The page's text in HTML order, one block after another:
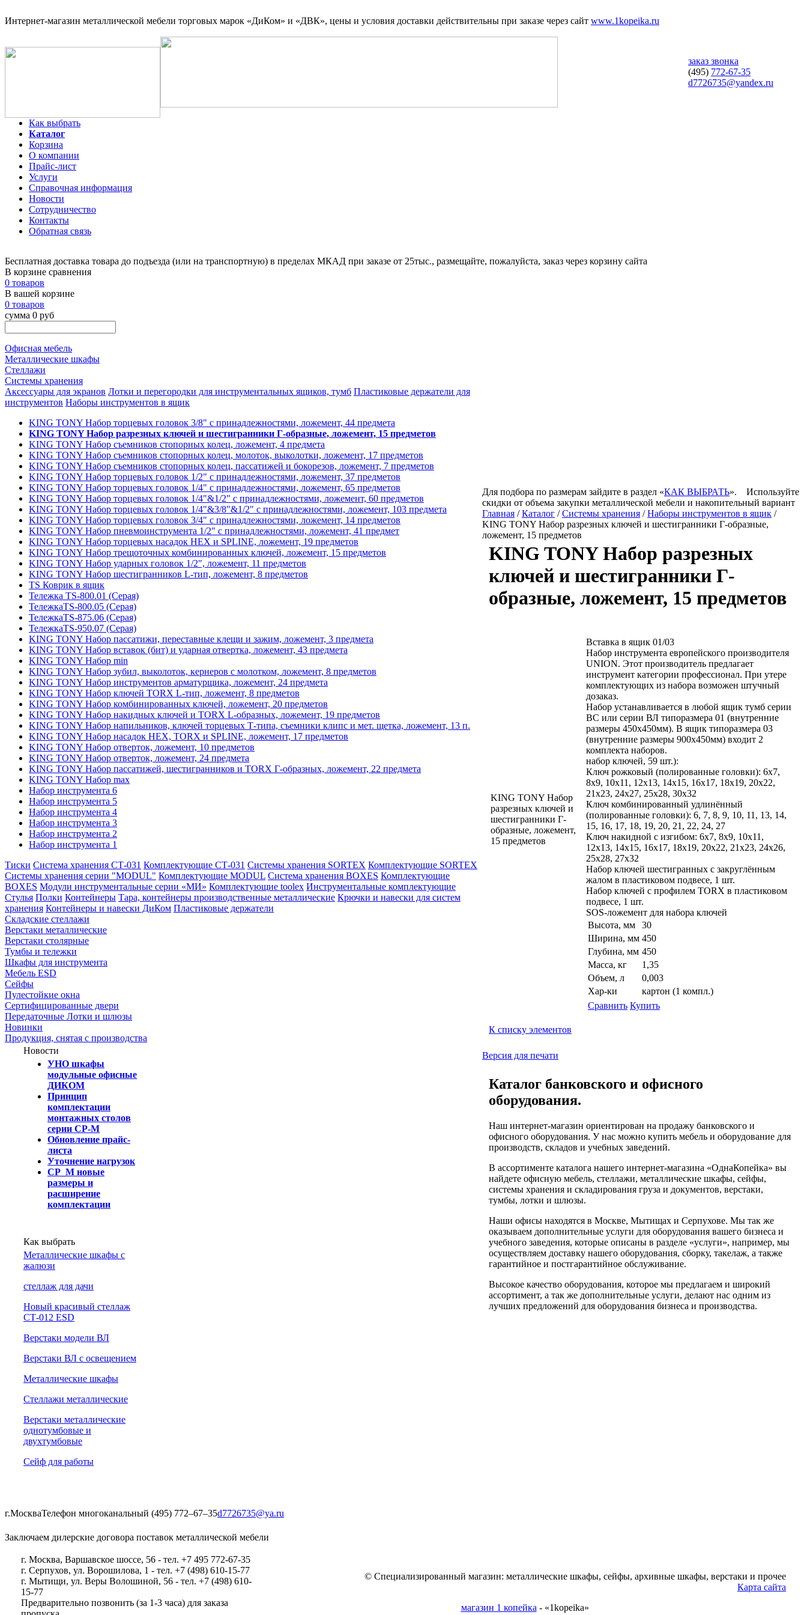
Интернет-магазин металлической мебели торговых марок «ДиКом» и «ДВК», цены и условия доставки действительны при заказе через сайт www.1kopeika.ru
заказ звонка
(495) 772-67-35
d7726735@yandex.ru
Как выбрать
Каталог
Корзина
О компании
Прайс-лист
Услуги
Справочная информация
Новости
Сотрудничество
Контакты
Обратная связь
Бесплатная доставка товара до подъезда (или на транспортную) в пределах МКАД при заказе от 25тыс., размещайте, пожалуйста, заказ через корзину сайта
В корзине сравнения
0 товаров
В вашей корзине
0 товаров
сумма 0 руб
Офисная мебель
Металлические шкафы
Стеллажи
Системы хранения
Аксессуары для экранов Лотки и перегородки для инструментальных ящиков, тумб Пластиковые держатели для
инструментов Наборы инструментов в ящик
KING TONY Набор торцевых головок 3/8" с принадлежностями, ложемент, 44 предмета
KING TONY Набор разрезных ключей и шестигранники Г-образные, ложемент, 15 предметов
KING TONY Набор съемников стопорных колец, ложемент, 4 предмета
KING TONY Набор съемников стопорных колец, молоток, выколотки, ложемент, 17 предметов
KING TONY Набор съемников стопорных колец, пассатижей и бокорезов, ложемент, 7 предметов
KING TONY Набор торцевых головок 1/2" с принадлежностями, ложемент, 37 предметов
KING TONY Набор торцевых головок 1/4" с принадлежностями, ложемент, 65 предметов
KING TONY Набор торцевых головок 1/4"&1/2" с принадлежностями, ложемент, 60 предметов
KING TONY Набор торцевых головок 1/4"&3/8"&1/2" с принадлежностями, ложемент, 103 предмета
KING TONY Набор торцевых головок 3/4" с принадлежностями, ложемент, 14 предметов
KING TONY Набор пневмоинструмента 1/2" с принадлежностями, ложемент, 41 предмет
KING TONY Набор торцевых насадок HEX и SPLINE, ложемент, 19 предметов
KING TONY Набор трещоточных комбинированных ключей, ложемент, 15 предметов
KING TONY Набор ударных головок 1/2", ложемент, 11 предметов
KING TONY Набор шестигранников L-тип, ложемент, 8 предметов
TS Коврик в ящик
Тележка TS-800.01 (Серая)
ТележкаTS-800.05 (Серая)
ТележкаTS-875.06 (Серая)
ТележкаTS-950.07 (Серая)
KING TONY Набор пассатижи, переставные клещи и зажим, ложемент, 3 предмета
KING TONY Набор вставок (бит) и ударная отвертка, ложемент, 43 предмета
KING TONY Набор min
KING TONY Набор зубил, выколоток, кернеров с молотком, ложемент, 8 предметов
KING TONY Набор инструментов арматурщика, ложемент, 24 предмета
KING TONY Набор ключей TORX L-тип, ложемент, 8 предметов
KING TONY Набор комбинированных ключей, ложемент, 20 предметов
KING TONY Набор накидных ключей и TORX L-образных, ложемент, 19 предметов
KING TONY Набор напильников, ключей торцевых Т-типа, съемники клипс и мет. щетка, ложемент, 13 п.
KING TONY Набор насадок HEX, TORX и SPLINE, ложемент, 17 предметов
KING TONY Набор отверток, ложемент, 10 предметов
KING TONY Набор отверток, ложемент, 24 предмета
KING TONY Набор пассатижей, шестигранников и TORX Г-образных, ложемент, 22 предмета
KING TONY Набор max
Набор инструмента 6
Набор инструмента 5
Набор инструмента 4
Набор инструмента 3
Набор инструмента 2
Набор инструмента 1
Тиски Система хранения СТ-031 Комплектующие СТ-031 Системы хранения SORTEX Комплектующие SORTEX
Системы хранения серии "MODUL" Комплектующие MODUL Система хранения BOXES Комплектующие
BOXES Модули инструментальные серии «МИ» Комплектующие toolex Инструментальные комплектующие
Стулья Полки Контейнеры Тара, контейнеры производственные металлические Крючки и навески для систем
хранения Контейнеры и навески ДиКом Пластиковые держатели
Складские стеллажи
Верстаки металлические
Верстаки столярные
Тумбы и тележки
Шкафы для инструмента
Мебель ESD
Сейфы
Пулестойкие окна
Сертифицированные двери
Передаточные Лотки и шлюзы
Новинки
Продукция, снятая с производства
Новости
УНО шкафы
модульные офисные
ДИКОМ
Принцип
комплектации
монтажных столов
серии СР-М
Обновление прайс-
листа
Уточнение нагрузок
СР_М новые
размеры и
расширение
комплектации
Как выбрать
Металлические шкафы с
жалюзи
cтеллаж для дачи
Новый красивый стеллаж
СТ-012 ESD
Верстаки модели ВЛ
Верстаки ВЛ с освещением
Металлические шкафы
Стеллажи металлические
Верстаки металлические
однотумбовые и
двухтумбовые
Сейф для работы
Для подбора по размерам зайдите в раздел «КАК ВЫБРАТЬ».
Используйте
скидки от объема закупки металлической мебели и накопительный вариант
Главная /Каталог /Системы хранения /Наборы инструментов в ящик /
KING TONY Набор разрезных ключей и шестигранники Г-образные,
ложемент, 15 предметов
KING TONY Набор разрезных
ключей и шестигранники Г-
образные, ложемент, 15 предметов
KING TONY Набор
разрезных ключей и
шестигранники Г-
образные, ложемент,
15 предметов
Вставка в ящик 01/03
Набор инструмента европейского производителя
UNION. Этот производитель предлагает
инструмент категории профессионал. При утере
комплектующих из набора возможен штучный
дозаказ.
Набор устанавливается в любой ящик тумб серии
ВС или серии ВЛ типоразмера 01 (внутренние
размеры 450х450мм). В ящик типоразмера 03
(внутренние размеры 900х450мм) входит 2
комплекта наборов.
набор ключей, 59 шт.):
Ключ рожковый (полированные головки): 6x7,
8x9, 10x11, 12x13, 14x15, 16x17, 18x19, 20x22,
21x23, 24x27, 25x28, 30x32
Ключ комбинированный удлинённый
(полированные головки): 6, 7, 8, 9, 10, 11, 13, 14,
15, 16, 17, 18, 19, 20, 21, 22, 24, 27
Ключ накидной с изгибом: 6x7, 8x9, 10x11,
12x13, 14x15, 16x17, 18x19, 20x22, 21x23, 24x26,
25x28, 27x32
Набор ключей шестигранных с закруглённым
жалом в пластиковом подвесе, 1 шт.
Набор ключей с профилем TORX в пластиковом
подвесе, 1 шт.
SOS-ложемент для набора ключей
Высота, мм
30
Ширина, мм 450
Глубина, мм 450
Масса, кг
1,35
Объем, л
0,003
Хар-ки
картон (1 компл.)
Сравнить Купить
К списку элементов
Версия для печати
Каталог банковского и офисного
оборудования.
Наш интернет-магазин ориентирован на продажу банковского и
офисного оборудования. У нас можно купить мебель и оборудование для
производств, складов и учебных заведений.
В ассортименте каталога нашего интернет-магазина «ОднаКопейка» вы
найдете офисную мебель, стеллажи, металлические шкафы, сейфы,
системы хранения и складирования груза и документов, верстаки,
тумбы, лотки и шлюзы.
Наши офисы находятся в Москве, Мытищах и Серпухове. Мы так же
оказываем дополнительные услуги для оборудования вашего бизнеса и
учебного заведения, которые описаны в разделе «услуги», например, мы
осуществляем доставку нашего оборудования, сборку, такелаж, а также
гарантийное и постгарантийное обслуживание.
Высокое качество оборудования, которое мы предлагаем и широкий
ассортимент, а так же дополнительные услуги, делают нас одним из
лучших предложений для оборудования бизнеса и производства.
г.МоскваТелефон многоканальный (495) 772‒67‒35d7726735@ya.ru
Заключаем дилерские договора поставок металлической мебели
г. Москва, Варшавское шоссе, 56 - тел. +7 495 772-67-35
г. Серпухов, ул. Ворошилова, 1 - тел. +7 (498) 610-15-77
г. Мытищи, ул. Веры Волошиной, 56 - тел. +7 (498) 610-
15-77
Предварительно позвонить (за 1-3 часа) для заказа
© Специализированный магазин: металлические шкафы, сейфы, архивные шкафы, верстаки и прочее
Карта сайта
магазин 1 копейка - «1kopeika»